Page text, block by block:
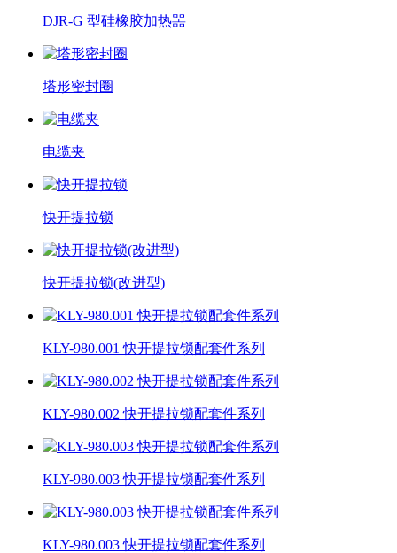
DJR-G 型硅橡胶加热噐
塔形密封圈
电缆夹
快开提拉锁
快开提拉锁(改进型)
KLY-980.001 快开提拉锁配套件系列
KLY-980.002 快开提拉锁配套件系列
KLY-980.003 快开提拉锁配套件系列
KLY-980.003 快开提拉锁配套件系列